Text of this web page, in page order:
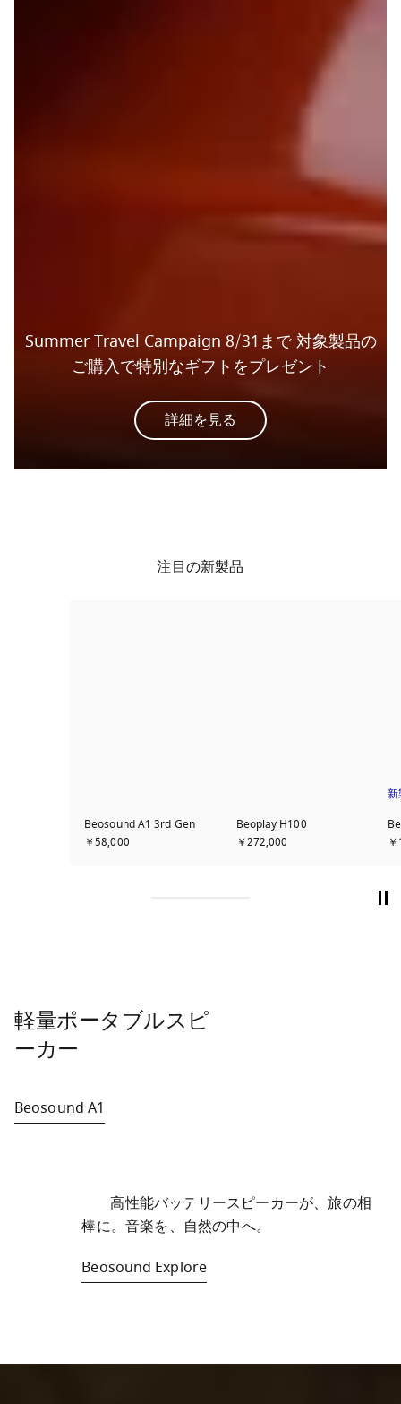
Summer Travel Campaign 8/31まで 対象製品の
ご購入で特別なギフトをプレゼント
詳細を見る
注目の新製品
Beosound A1 3rd Gen
￥58,000
Beoplay H100
￥272,000
新
軽量ポータブルスピ
ーカー
Beosound A1
	高性能バッテリースピーカーが、旅の相
棒に。音楽を、自然の中へ。
Beosound Explore